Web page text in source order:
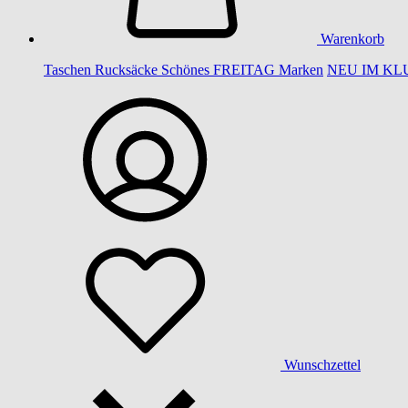
Warenkorb
Taschen Rucksäcke Schönes FREITAG Marken NEU IM
Wunschzettel